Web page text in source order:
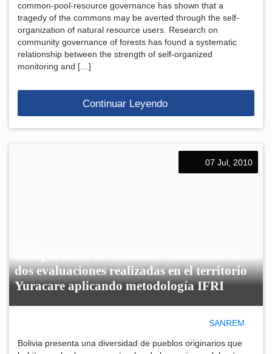
common-pool-resource governance has shown that a
tragedy of the commons may be averted through the self-
organization of natural resource users. Research on
community governance of forests has found a systematic
relationship between the strength of self-organized
monitoring and […]
Continuar Leyendo
07 Jul, 2010
dos evaluaciones realizadas en el territorio
Yuracare aplicando metodología IFRI
SANREM
Bolivia presenta una diversidad de pueblos originarios que